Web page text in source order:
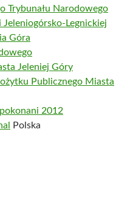
Trybunału Narodowego
Legnickiej
Góra
Jeleniej Góry
Publicznego Miasta
2012
Polska